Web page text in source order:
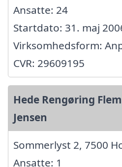
Ansatte: 24
Startdato: 31. maj
Virksomhedsform:
CVR: 29609195
Hede Rengøring
Jensen
Sommerlyst 2, 7500
Ansatte: 1